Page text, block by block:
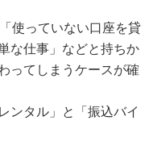
使っていない口座を貸
な仕事」などと持ちか
ってしまうケースが確
ンタル」と「振込バイ